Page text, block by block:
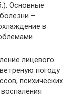
Основные
–
в
лицевого
погоду
психических